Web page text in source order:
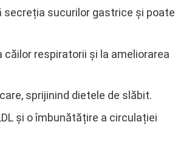
secreția sucurilor gastrice și poate
respiratorii și la ameliorarea
sprijinind dietele de slăbit.
și o îmbunătățire a circulației